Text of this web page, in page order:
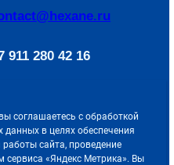
соглашаетесь с обработкой
данных в целях обеспечения
сайта, проведение
сервиса «Яндекс Метрика». Вы
продукции
911 280 42 16